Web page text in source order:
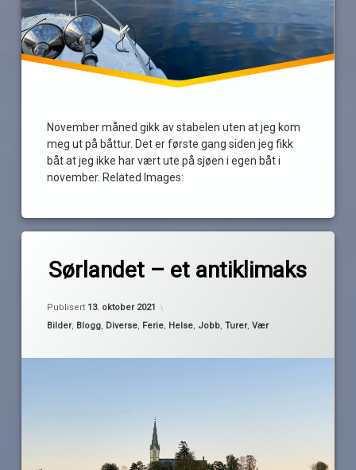
November måned gikk av stabelen uten at jeg kom
meg ut på båttur. Det er første gang siden jeg fikk
båt at jeg ikke har vært ute på sjøen i egen båt i
november. Related Images:
Sørlandet – et antiklimaks
Publisert 13. oktober 2021
Kategorier:
Bilder, Blogg, Diverse, Ferie, Helse, Jobb,Turer,Vær
AFP
antibiotika
antiklimaks